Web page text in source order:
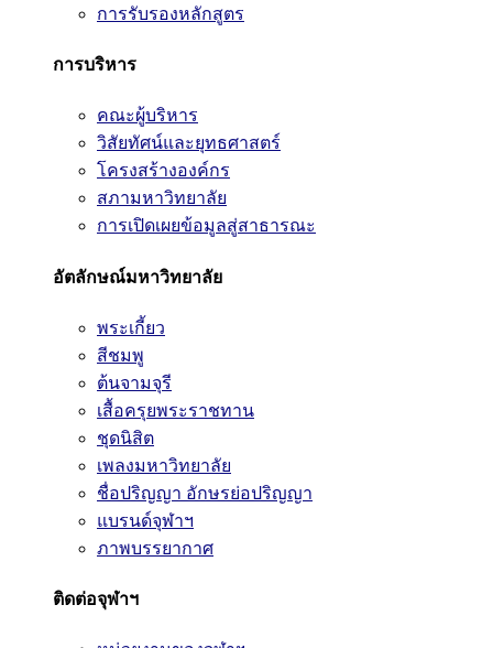
การรับรองหลักสูตร
การบริหาร
คณะผู้บริหาร
วิสัยทัศน์และยุทธศาสตร์
โครงสร้างองค์กร
สภามหาวิทยาลัย
การเปิดเผยข้อมูลสู่สาธารณะ
อัตลักษณ์มหาวิทยาลัย
พระเกี้ยว
สีชมพู
ต้นจามจุรี
เสื้อครุยพระราชทาน
ชุดนิสิต
เพลงมหาวิทยาลัย
ชื่อปริญญา อักษรย่อปริญญา
แบรนด์จุฬาฯ
ภาพบรรยากาศ
ติดต่อจุฬาฯ